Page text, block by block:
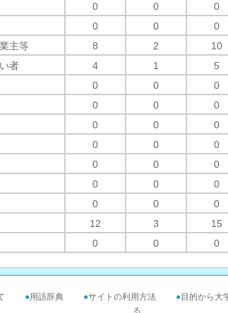
0 0
0
0 0 0
主等 8 2
10
者
4 1
5
0 0
0
0 0
0
0 0 0
0 0
0
0 0
0
0 0
0
0 0
0
12 3
15
0 0 0
●用語辞典 ●サイトの利用方法 ●目的から大
る